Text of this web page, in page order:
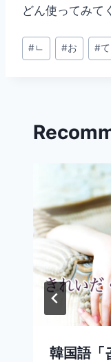
どん使ってみて
投
稿
#ㄴ #お #て
韓国語「